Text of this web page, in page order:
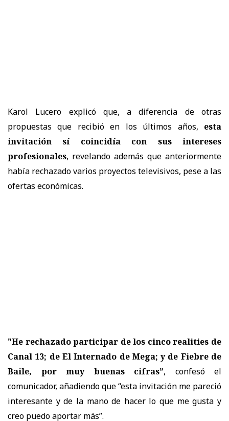
Karol Lucero explicó que, a diferencia de otras
propuestas que recibió en los últimos años, esta
invitación sí coincidía con sus intereses
profesionales, revelando además que anteriormente
había rechazado varios proyectos televisivos, pese a las
ofertas económicas.
"He rechazado participar de los cinco realities de
Canal 13; de El Internado de Mega; y de Fiebre de
Baile, por muy buenas cifras”, confesó el
comunicador, añadiendo que “esta invitación me pareció
interesante y de la mano de hacer lo que me gusta y
creo puedo aportar más”.